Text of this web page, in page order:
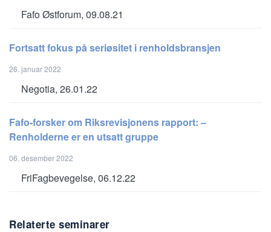
Fafo Østforum, 09.08.21
Fortsatt fokus på seriøsitet i renholdsbransjen
26. januar 2022
Negotia, 26.01.22
Fafo-forsker om Riksrevisjonens rapport: –
Renholderne er en utsatt gruppe
06. desember 2022
FriFagbevegelse, 06.12.22
Relaterte seminarer